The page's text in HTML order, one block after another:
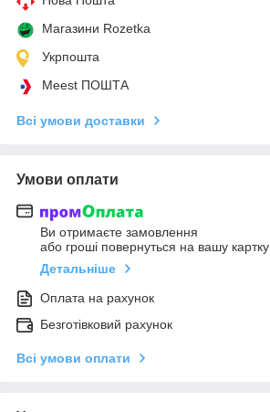
Магазини Rozetka
Укрпошта
Meest ПОШТА
Всі умови доставки
Умови оплати
Ви отримаєте замовлення
або гроші повернуться на вашу картку
Детальніше
Оплата на рахунок
Безготівковий рахунок
Всі умови оплати